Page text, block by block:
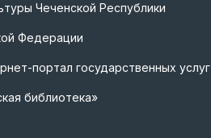
Чеченской Республики
Федерации
портал государственных услуг
библиотека»